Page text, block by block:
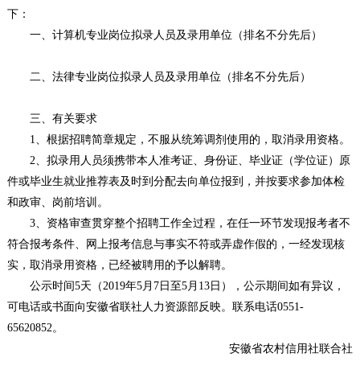
下：
一、计算机专业岗位拟录人员及录用单位（排名不分先后）
二、法律专业岗位拟录人员及录用单位（排名不分先后）
三、有关要求
1、根据招聘简章规定，不服从统筹调剂使用的，取消录用资格。
2、拟录用人员须携带本人准考证、身份证、毕业证（学位证）原
件或毕业生就业推荐表及时到分配去向单位报到，并按要求参加体检
和政审、岗前培训。
3、资格审查贯穿整个招聘工作全过程，在任一环节发现报考者不
符合报考条件、网上报考信息与事实不符或弄虚作假的，一经发现核
实，取消录用资格，已经被聘用的予以解聘。
公示时间5天（2019年5月7日至5月13日），公示期间如有异议，
可电话或书面向安徽省联社人力资源部反映。联系电话0551-
65620852。
安徽省农村信用社联合社